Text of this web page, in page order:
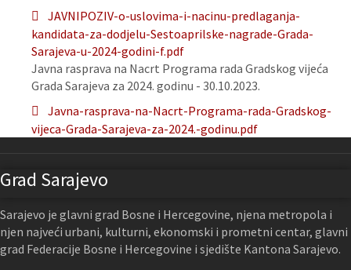
JAVNIPOZIV-o-uslovima-i-nacinu-predlaganja-
kandidata-za-dodjelu-Sestoaprilske-nagrade-Grada-
Sarajeva-u-2024-godini-f.pdf
Javna rasprava na Nacrt Programa rada Gradskog vijeća
Grada Sarajeva za 2024. godinu - 30.10.2023.
Javna-rasprava-na-Nacrt-Programa-rada-Gradskog-
vijeca-Grada-Sarajeva-za-2024.-godinu.pdf
Grad Sarajevo
Sarajevo je glavni grad Bosne i Hercegovine, njena metropola i
njen najveći urbani, kulturni, ekonomski i prometni centar, glavni
grad Federacije Bosne i Hercegovine i sjedište Kantona Sarajevo.